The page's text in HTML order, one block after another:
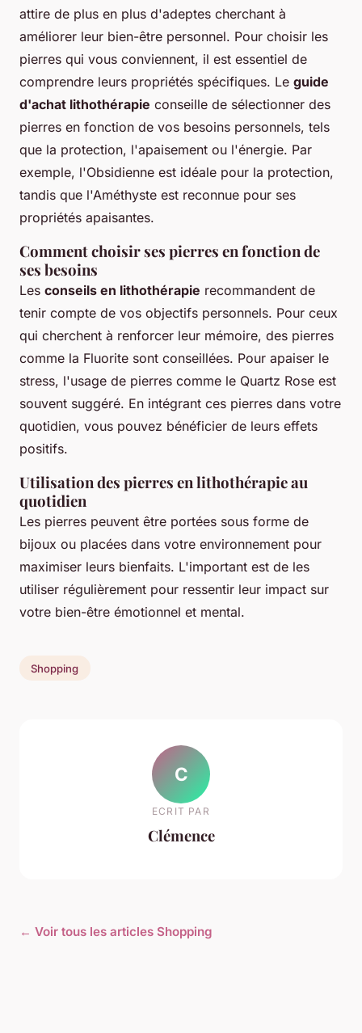
attire de plus en plus d'adeptes cherchant à
améliorer leur bien-être personnel. Pour choisir les
pierres qui vous conviennent, il est essentiel de
comprendre leurs propriétés spécifiques. Le guide
d'achat lithothérapie conseille de sélectionner des
pierres en fonction de vos besoins personnels, tels
que la protection, l'apaisement ou l'énergie. Par
exemple, l'Obsidienne est idéale pour la protection,
tandis que l'Améthyste est reconnue pour ses
propriétés apaisantes.
Comment choisir ses pierres en fonction de
ses besoins
Les conseils en lithothérapie recommandent de
tenir compte de vos objectifs personnels. Pour ceux
qui cherchent à renforcer leur mémoire, des pierres
comme la Fluorite sont conseillées. Pour apaiser le
stress, l'usage de pierres comme le Quartz Rose est
souvent suggéré. En intégrant ces pierres dans votre
quotidien, vous pouvez bénéficier de leurs effets
positifs.
Utilisation des pierres en lithothérapie au
quotidien
Les pierres peuvent être portées sous forme de
bijoux ou placées dans votre environnement pour
maximiser leurs bienfaits. L'important est de les
utiliser régulièrement pour ressentir leur impact sur
votre bien-être émotionnel et mental.
Shopping
C
ECRIT PAR
Clémence
← Voir tous les articles Shopping